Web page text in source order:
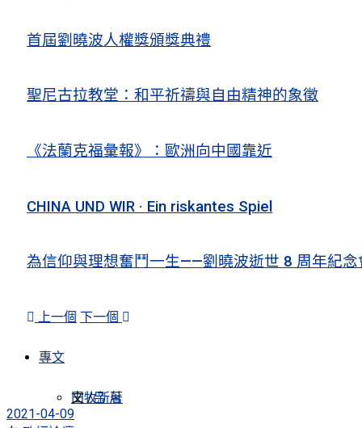
首屆劉曉波人權獎頒獎典禮
聖尼古拉教堂：和平祈禱與自由精神的象徵
《法蘭克福彙報》：歐洲向中國靠近
CHINA UND WIR · Ein riskantes Spiel
為信仰與理想奮鬥一生——劉曉波逝世 8 周年紀念
上一個 下一個
專文
田牧新著
文 /吕 月
2021-04-09